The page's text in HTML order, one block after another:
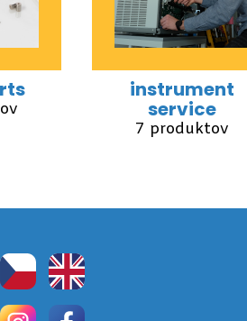
instrument
service
7 produktov